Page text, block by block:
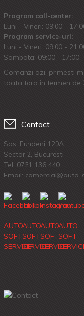
Program call-center:
Luni - Vineri: 09:00 -
Program service-uri:
Luni - Vineri: 09.00 -
Sambata: 09:00 - 17:00
Comanzi azi, primesti
toata tara in termen de
Contact
Sos. Fundeni 120A
Sector 2, Bucuresti
Tel: 0751 136 440
Email: comercial@auto-